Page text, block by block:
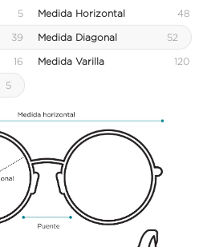
5 Medida Horizontal 48
39 Medida Diagonal 52
16 Medida Varilla 120
5